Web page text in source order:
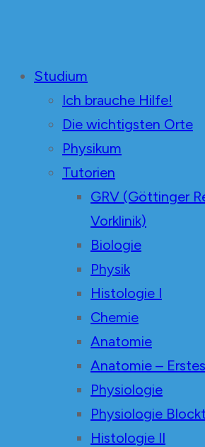
Unabhängige Mediziner
in der Fachschaft Medizin
Studium
Ich brauche Hilfe!
Die wichtigsten Orte
Physikum
Tutorien
GRV (Göttinger
Vorklinik)
Biologie
Physik
Histologie I
Chemie
Anatomie
Anatomie –
Physiologie
Physiologie
Histologie II